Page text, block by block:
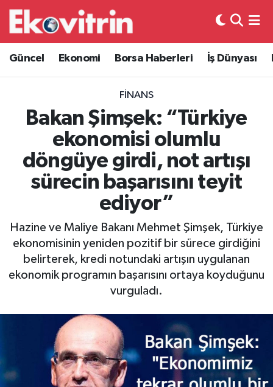
Güncel Ekonomi Borsa Haberleri İş Dünyası
FINANS
Bakan Şimşek: “Türkiye
ekonomisi olumlu
döngüye girdi, not artışı
sürecin başarısını teyit
ediyor”
Hazine ve Maliye Bakanı Mehmet Şimşek, Türkiye
ekonomisinin yeniden pozitif bir sürece girdiğini
belirterek, kredi notundaki artışın uygulanan
ekonomik programın başarısını ortaya koyduğunu
vurguladı.
Güncel
Ekonomi
Borsa Haberleri
İş Dünyası
Lojistik
Asayiş
Magazin
Eğitim
Hava Durumu
Trafik Durumu
Süper Lig Puan Durumu ve Fikstür
Tüm Manşetler
Son Dakika Haberleri